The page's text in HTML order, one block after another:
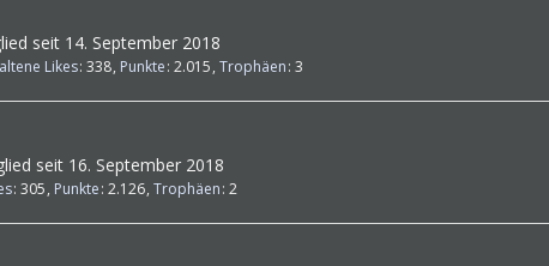
seit 14. September 2018
Likes 338 Punkte 2.015 Trophäen 3
seit 16. September 2018
305 Punkte 2.126 Trophäen 2